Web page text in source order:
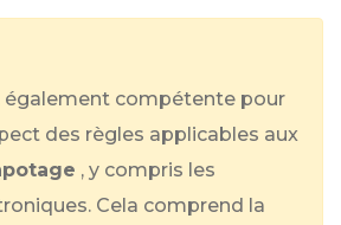
également compétente pour
des règles applicables aux
, y compris les
Cela comprend la